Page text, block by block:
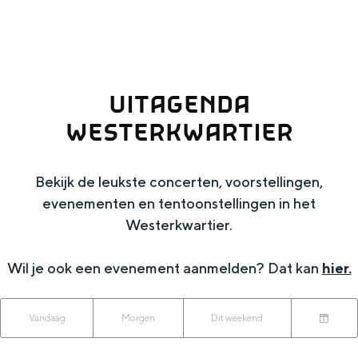
DIT IS GRONINGEN
Top 10
bezienswaardigheden
UITAGENDA
WESTERKWARTIER
Bekijk de leukste concerten, voorstellingen,
evenementen en tentoonstellingen in het
Westerkwartier.
Wil je ook een evenement aanmelden? Dat kan hier.
a
a
Vandaag Morgen
Dit weekend
o